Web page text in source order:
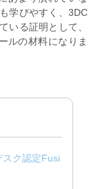
学びやすく、3DC
いる証明として、
ルの材料になりま
スク認定Fusi